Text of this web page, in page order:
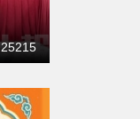
25215